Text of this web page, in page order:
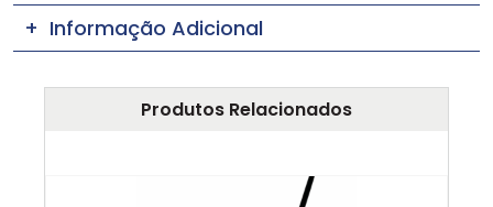
Informação Adicional
Produtos Relacionados